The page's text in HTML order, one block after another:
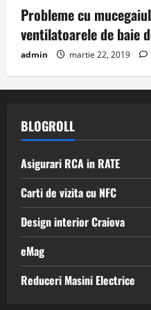
Probleme cu
ventilatoarele de baie
admin martie 22, 2019
BLOGROLL
Asigurari RCA in RATE
Carti de vizita cu NFC
Design interior Craiova
eMag
Reduceri Masini Electrice